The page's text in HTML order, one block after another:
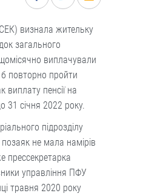
визнала жительку
загального
виплачували
повторно пройти
пенсії на
31 січня 2022 року.
підрозділу
не мала намірів
прессекретарка
управління ПФУ
травня 2020 року